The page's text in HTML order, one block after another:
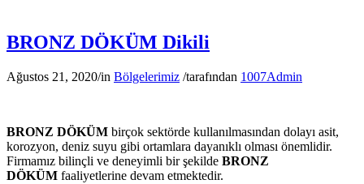
BRONZ DÖKÜM Dikili
Ağustos 21, 2020/in Bölgelerimiz /tarafından 1007Admin
BRONZ DÖKÜM birçok sektörde kullanılmasından dolayı asit,
korozyon, deniz suyu gibi ortamlara dayanıklı olması önemlidir.
Firmamız bilinçli ve deneyimli bir şekilde BRONZ
DÖKÜM faaliyetlerine devam etmektedir.